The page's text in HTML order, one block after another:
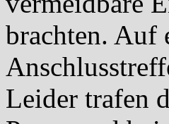
brachten. Auf
Leider trafen